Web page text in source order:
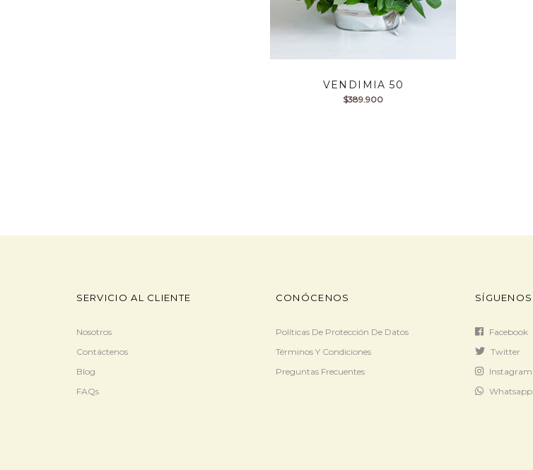
VENDIMIA 50
$389.900
SERVICIO AL CLIENTE
Nosotros
Contáctenos
Blog
FAQs
CONÓCENOS
Políticas De Protección De Datos
Términos Y Condiciones
Preguntas Frecuentes
SÍGUENOS
Facebook
Twitter
Instagram
Whatsapp